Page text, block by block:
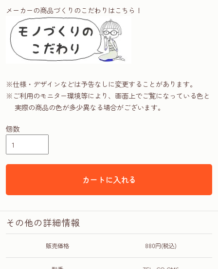
メーカーの商品づくりのこだわりはこちら！
※仕様・デザインなどは予告なしに変更することがあります。
※ご利用のモニター環境等により、画面上でご覧になっている色と
実際の商品の色が多少異なる場合がございます。
個数
カートに入れる
その他の詳細情報
販売価格 880円(税込)